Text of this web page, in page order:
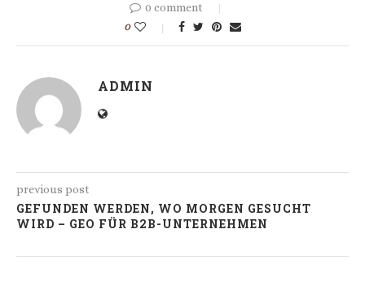
0 comment
0
ADMIN
previous post
GEFUNDEN WERDEN, WO MORGEN GESUCHT
WIRD – GEO FÜR B2B-UNTERNEHMEN